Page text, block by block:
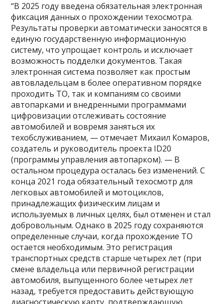
“В 2025 году введена обязательная электронная
фиксация данных о прохождении техосмотра.
Результаты проверки автоматически заносятся в
единую государственную информационную
систему, что упрощает контроль и исключает
возможность подделки документов. Такая
электронная система позволяет как простым
автовладельцам в более оперативном порядке
проходить ТО, так и компаниям со своими
автопарками и внедренными программами
цифровизации отслеживать состояние
автомобилей и вовремя заняться их
техобслуживанием, — отмечает Михаил Комаров,
создатель и руководитель проекта ID20
(программы управления автопарком). — В
остальном процедура осталась без изменений. С
конца 2021 года обязательный техосмотр для
легковых автомобилей и мотоциклов,
принадлежащих физическим лицам и
используемых в личных целях, был отменен и стал
добровольным. Однако в 2025 году сохраняются
определенные случаи, когда прохождение ТО
остается необходимым. Это регистрация
транспортных средств старше четырех лет (при
смене владельца или первичной регистрации
автомобиля, выпущенного более четырех лет
назад, требуется предоставить действующую